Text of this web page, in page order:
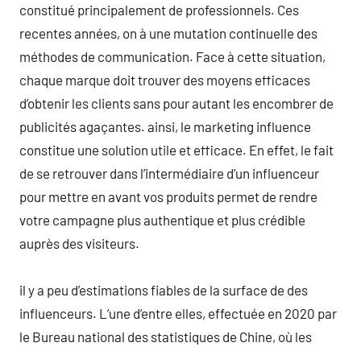
constitué principalement de professionnels. Ces
recentes années, on à une mutation continuelle des
méthodes de communication. Face à cette situation,
chaque marque doit trouver des moyens efficaces
d’obtenir les clients sans pour autant les encombrer de
publicités agaçantes. ainsi, le marketing influence
constitue une solution utile et efficace. En effet, le fait
de se retrouver dans l’intermédiaire d’un influenceur
pour mettre en avant vos produits permet de rendre
votre campagne plus authentique et plus crédible
auprès des visiteurs.
il y a peu d’estimations fiables de la surface de des
influenceurs. L’une d’entre elles, effectuée en 2020 par
le Bureau national des statistiques de Chine, où les